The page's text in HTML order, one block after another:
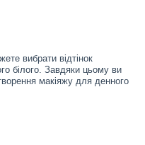
вибрати відтінок
білого. Завдяки цьому ви
макіяжу для денного